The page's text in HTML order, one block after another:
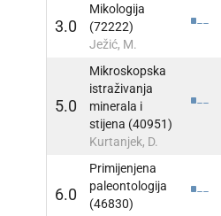
3.0
Mikologija
(72222)
Ježić, M.
5.0
Mikroskopska
istraživanja
minerala i
stijena (40951)
Kurtanjek, D.
6.0
Primijenjena
paleontologija
(46830)